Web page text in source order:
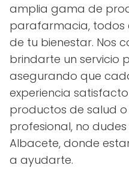
amplia gama de
parafarmacia, todos
de tu bienestar. Nos
brindarte un servicio
asegurando que
experiencia
productos de salud
profesional, no
Albacete, donde
a ayudarte.